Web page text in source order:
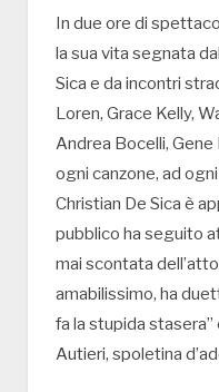
In due ore di
la sua vita segnata
Sica e da incontri
Loren, Grace Kelly,
Andrea Bocelli, Gene
ogni canzone, ad
Christian De Sica è
pubblico ha seguito
mai scontata
amabilissimo, ha
fa la stupida stasera”
Autieri, spoletina